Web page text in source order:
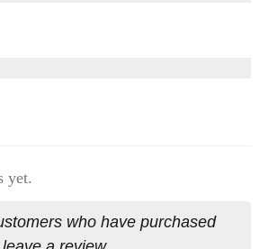
yet.
who have purchased